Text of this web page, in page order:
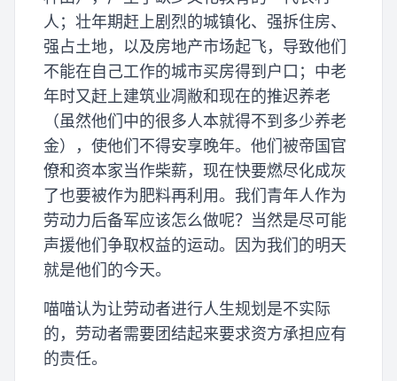
人；壮年期赶上剧烈的城镇化、强拆住房、
强占土地，以及房地产市场起飞，导致他们
不能在自己工作的城市买房得到户口；中老
年时又赶上建筑业凋敝和现在的推迟养老
（虽然他们中的很多人本就得不到多少养老
金），使他们不得安享晚年。他们被帝国官
僚和资本家当作柴薪，现在快要燃尽化成灰
了也要被作为肥料再利用。我们青年人作为
劳动力后备军应该怎么做呢？当然是尽可能
声援他们争取权益的运动。因为我们的明天
就是他们的今天。
喵喵认为让劳动者进行人生规划是不实际
的，劳动者需要团结起来要求资方承担应有
的责任。